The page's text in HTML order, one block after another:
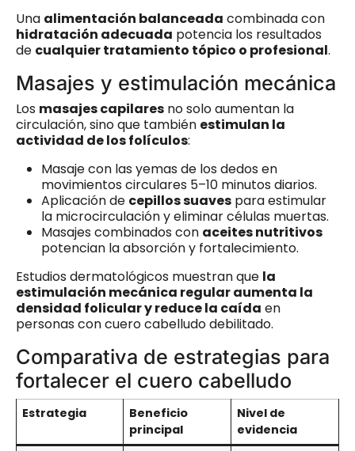
Una alimentación balanceada combinada con
hidratación adecuada potencia los resultados
de cualquier tratamiento tópico o profesional.
Masajes y estimulación mecánica
Los masajes capilares no solo aumentan la
circulación, sino que también estimulan la
actividad de los folículos:
Masaje con las yemas de los dedos en
movimientos circulares 5–10 minutos diarios.
Aplicación de cepillos suaves para estimular
la microcirculación y eliminar células muertas.
Masajes combinados con aceites nutritivos
potencian la absorción y fortalecimiento.
Estudios dermatológicos muestran que la
estimulación mecánica regular aumenta la
densidad folicular y reduce la caída en
personas con cuero cabelludo debilitado.
Comparativa de estrategias para
fortalecer el cuero cabelludo
Estrategia
Beneficio
principal
Nivel de
evidencia